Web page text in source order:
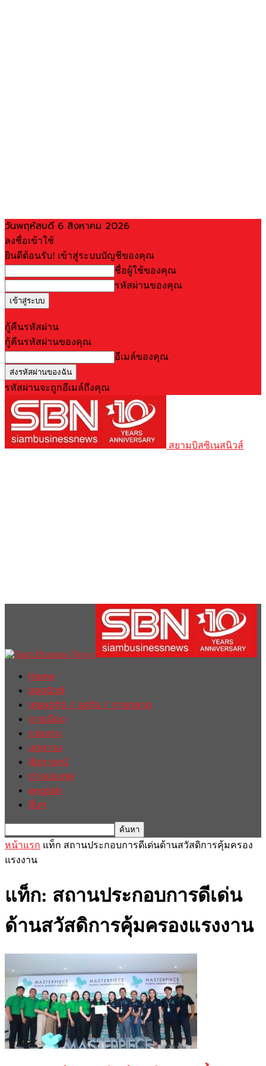
วันพฤหัสบดี 6 สิงหาคม 2026
ลงชื่อเข้าใช้
ยินดีต้อนรับ! เข้าสู่ระบบบัญชีของคุณ
ชื่อผู้ใช้ของคุณ
รหัสผ่านของคุณ
กู้คืนรหัสผ่าน
กู้คืนรหัสผ่านของคุณ
อีเมล์ของคุณ
รหัสผ่านจะถูกอีเมล์ถึงคุณ
สยามบิสซิเนสนิวส์
Home
ฮอตนิวส์
เศรษฐกิจ / ธุรกิจ / การตลาด
การเมือง
รายงาน
บทความ
สัมภาษณ์
ต่างประเทศ
english
อื่นๆ
หน้าแรก แท็ก สถานประกอบการดีเด่นด้านสวัสดิการคุ้มครอง
แรงงาน
แท็ก: สถานประกอบการดีเด่น
ด้านสวัสดิการคุ้มครองแรงงาน